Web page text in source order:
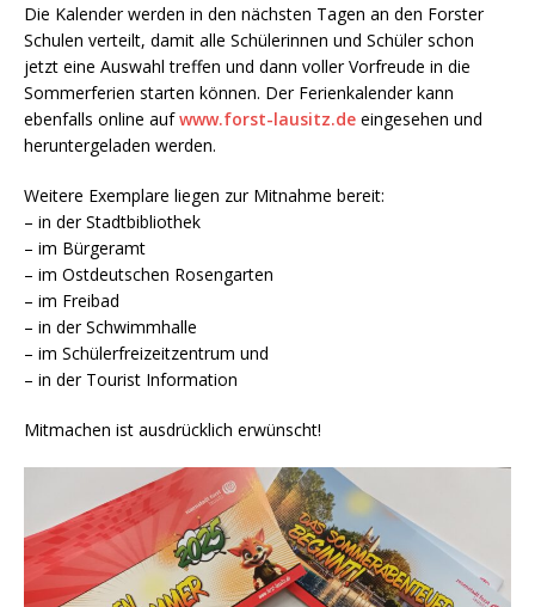
Die Kalender werden in den nächsten Tagen an den Forster
Schulen verteilt, damit alle Schülerinnen und Schüler schon
jetzt eine Auswahl treffen und dann voller Vorfreude in die
Sommerferien starten können. Der Ferienkalender kann
ebenfalls online aufwww.forst-lausitz.de eingesehen und
heruntergeladen werden.
Weitere Exemplare liegen zur Mitnahme bereit:
– in der Stadtbibliothek
– im Bürgeramt
– im Ostdeutschen Rosengarten
– im Freibad
– in der Schwimmhalle
– im Schülerfreizeitzentrum und
– in der Tourist Information
Mitmachen ist ausdrücklich erwünscht!